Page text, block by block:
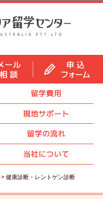
留学費用
現地サポート
留学の流れ
当社について
> 健康診断・レントゲン診断